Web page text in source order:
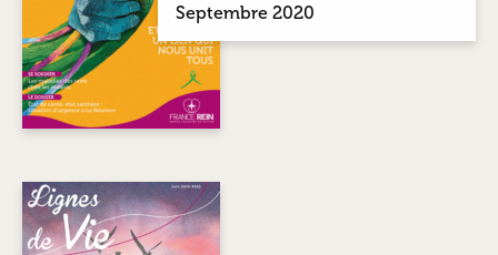
Septembre 2020